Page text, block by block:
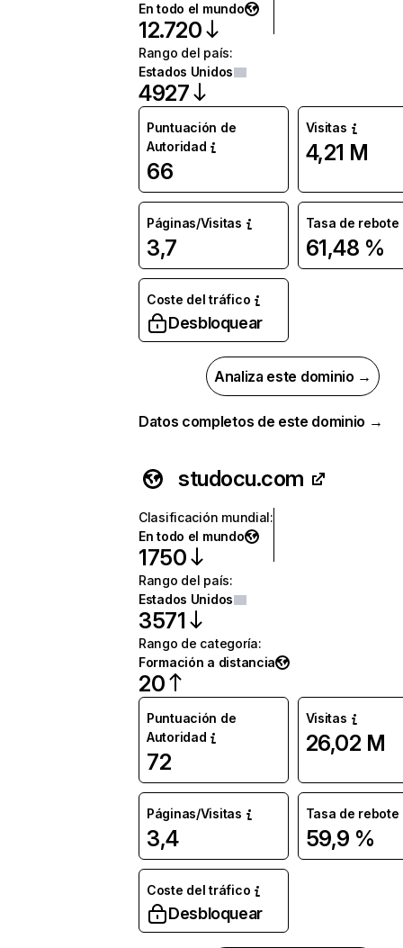
En todo el mundo
12.720
Rango del país:
Estados Unidos
4927
Puntuación de
Autoridad
66
Visitas
4,21 M
Páginas/Visitas
3,7
Tasa de rebote
61,48 %
Coste del tráfico
Desbloquear
Analiza este dominio →
Datos completos de este dominio →
studocu.com
Clasificación mundial:
En todo el mundo
1750
Rango del país:
Estados Unidos
3571
Rango de categoría:
Formación a distancia
20
Puntuación de
Autoridad
72
Visitas
26,02 M
Páginas/Visitas
3,4
Tasa de rebote
59,9 %
Coste del tráfico
Desbloquear